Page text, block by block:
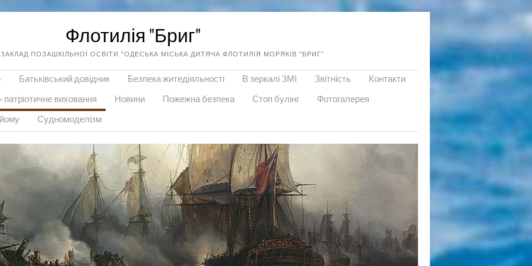
Флотилія "Бриг"
ПОЗАШКІЛЬНОЇ ОСВІТИ "ОДЕСЬКА МІСЬКА ДИТЯЧА ФЛОТИЛІЯ МОРЯКІВ "БРИГ"
Батьківський довідник Безпека житедіяльності В зеркалі ЗМІ Звітність
Контакти
виховання Новини Пожежна безпека Стоп булінг
Фотогалерея
Судномоделізм